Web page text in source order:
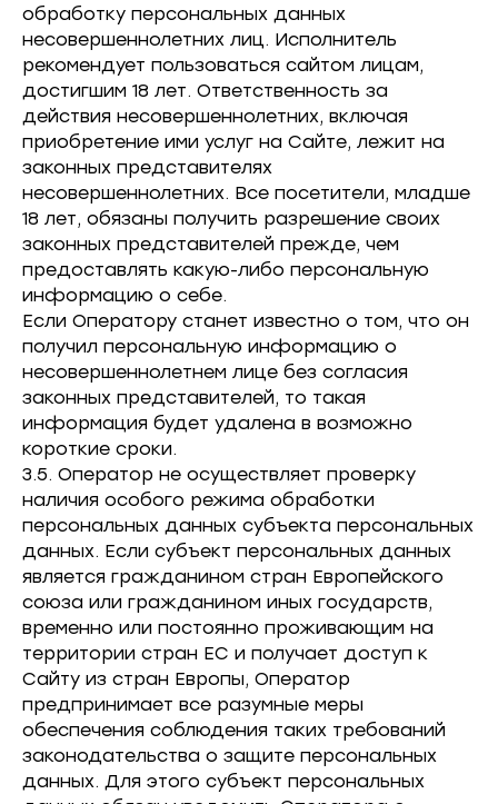
обработку персональных данных
несовершеннолетних лиц. Исполнитель
рекомендует пользоваться сайтом лицам,
достигшим 18 лет. Ответственность за
действия несовершеннолетних, включая
приобретение ими услуг на Сайте, лежит на
законных представителях
несовершеннолетних. Все посетители, младше
18 лет, обязаны получить разрешение своих
законных представителей прежде, чем
предоставлять какую-либо персональную
информацию о себе.
Если Оператору станет известно о том, что он
получил персональную информацию о
несовершеннолетнем лице без согласия
законных представителей, то такая
информация будет удалена в возможно
короткие сроки.
3.5. Оператор не осуществляет проверку
наличия особого режима обработки
персональных данных субъекта персональных
данных. Если субъект персональных данных
является гражданином стран Европейского
союза или гражданином иных государств,
временно или постоянно проживающим на
территории стран ЕС и получает доступ к
Сайту из стран Европы, Оператор
предпринимает все разумные меры
обеспечения соблюдения таких требований
законодательства о защите персональных
данных. Для этого субъект персональных